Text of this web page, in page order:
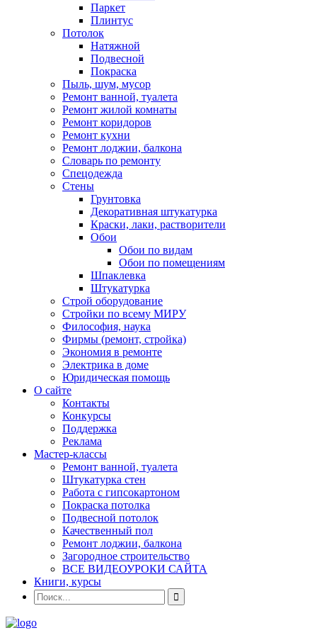
Паркет
Плинтус
Потолок
Натяжной
Подвесной
Покраска
Пыль, шум, мусор
Ремонт ванной, туалета
Ремонт жилой комнаты
Ремонт коридоров
Ремонт кухни
Ремонт лоджии, балкона
Словарь по ремонту
Спецодежда
Стены
Грунтовка
Декоративная штукатурка
Краски, лаки, растворители
Обои
Обои по видам
Обои по помещениям
Шпаклевка
Штукатурка
Строй оборудование
Стройки по всему МИРУ
Философия, наука
Фирмы (ремонт, стройка)
Экономия в ремонте
Электрика в доме
Юридическая помощь
О сайте
Контакты
Конкурсы
Поддержка
Реклама
Мастер-классы
Ремонт ванной, туалета
Штукатурка стен
Работа с гипсокартоном
Покраска потолка
Подвесной потолок
Качественный пол
Ремонт лоджии, балкона
Загородное строительство
ВСЕ ВИДЕОУРОКИ САЙТА
Книги, курсы